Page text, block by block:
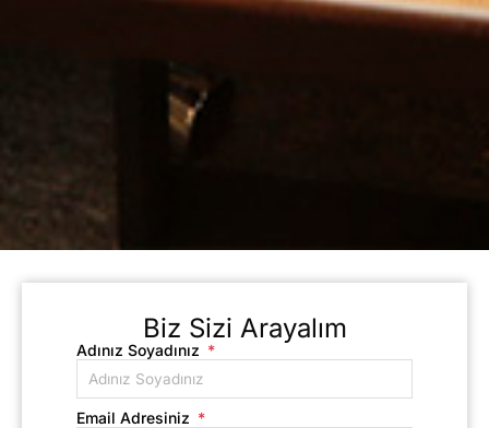
Biz Sizi Arayalım
Adınız Soyadınız
Email Adresiniz